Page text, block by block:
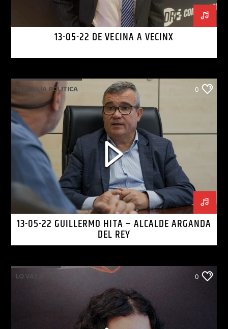
13-05-22 DE VECINA A VECINX
TERTULIA POLITICA 0
13-05-22 GUILLERMO HITA – ALCALDE ARGANDA
DEL REY
LO VAS A OIR 0